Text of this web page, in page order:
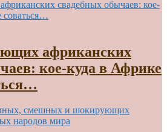
африканских
кое-куда в Африке